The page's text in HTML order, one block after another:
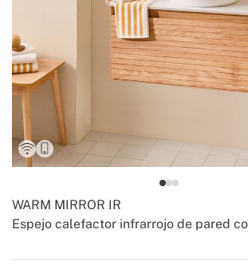
Espejo calefactor infrarrojo de pared
WARM MIRROR IR
Create